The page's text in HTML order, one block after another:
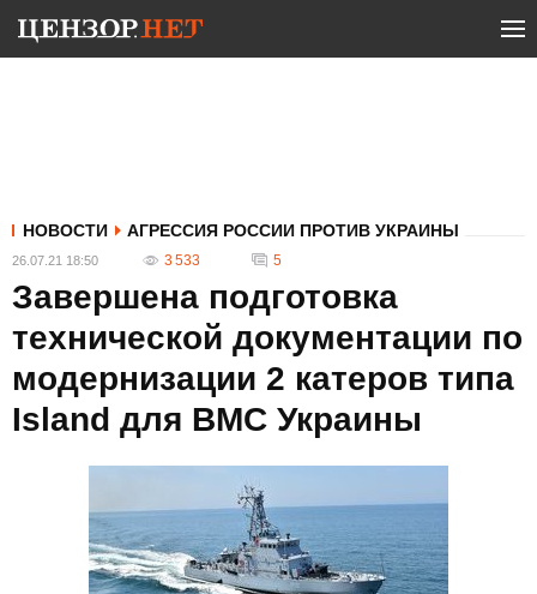
НОВОСТИ АГРЕССИЯ РОССИИ ПРОТИВ УКРАИНЫ
26.07.21 18:50 3 533 5
Завершена подготовка
технической документации по
модернизации 2 катеров типа
Island для ВМС Украины